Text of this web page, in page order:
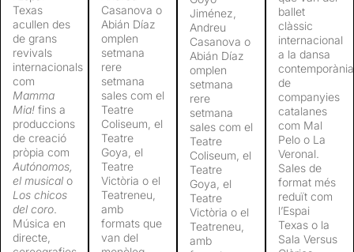
Texas
acullen des
de grans
revivals
internacionals
com
Mamma
Mia! fins a
produccions
de creació
pròpia com
Autónomos,
el musical o
Los chicos
del coro
Música en
directe,
Casanova o
Abián Díaz
omplen
setmana
rere
setmana
sales com el
Teatre
Coliseum, el
Teatre
Goya, el
Teatre
Victòria o el
Teatreneu,
amb
formats que
van del
Jiménez,
Andreu
Casanova o
Abián Díaz
omplen
setmana
rere
setmana
sales com el
Teatre
Coliseum, el
Teatre
Goya, el
Teatre
Victòria o el
Teatreneu,
amb
ballet
clàssic
internacional
a la dansa
contemporània
de
companyies
catalanes
com Mal
Pelo o La
Veronal.
Sales de
format més
reduït com
l’Espai
Texas o la
Sala Versus